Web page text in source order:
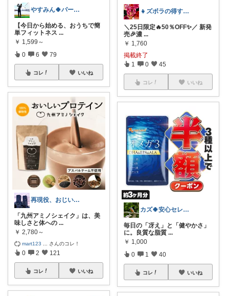
やすみん🍀パーソナルトレーナー
【今日から始める、おうちで簡
単フィットネス ...
￥ 1,599～
0 6 79
コレ いいね
再現役、おじいちゃんの部屋/楽しいの好き
「九州アミノシェイク」は、美
味しさと体への ...
￥ 2,780～
mart123 さんのコレ！
0 2 121
コレ いいね
👧ズボラの得する楽天ルーム🎊
＼25日限定🔥50％OFF✨／ 新発
売🎉濃 ...
￥ 1,760
掲載終了
1 0 45
コレ いいね
カズ🍀安心セレクト
毎日の「冴え」と「健やかさ」
に。良質な脂質 ...
￥ 1,000
0 1 40
コレ いいね